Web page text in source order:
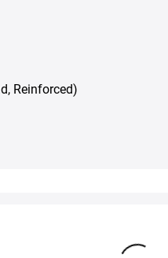
Reinforced)